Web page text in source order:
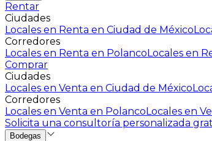
Rentar
Ciudades
Locales en Renta en Ciudad de México
Corredores
Locales en Renta en PolancoLocales en
Comprar
Ciudades
Locales en Venta en Ciudad de México
Corredores
Locales en Venta en PolancoLocales en
Solicita una consultoría personalizada
Bodegas